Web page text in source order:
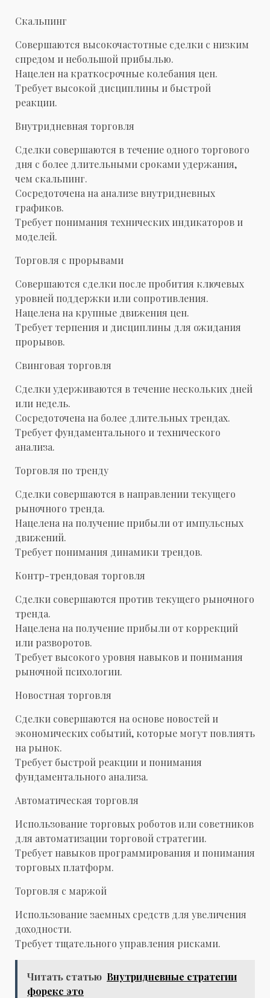
Скальпинг
Совершаются высокочастотные сделки с низким
спредом и небольшой прибылью.
Нацелен на краткосрочные колебания цен.
Требует высокой дисциплины и быстрой
реакции.
Внутридневная торговля
Сделки совершаются в течение одного торгового
дня с более длительными сроками удержания,
чем скальпинг.
Сосредоточена на анализе внутридневных
графиков.
Требует понимания технических индикаторов и
моделей.
Торговля с прорывами
Совершаются сделки после пробития ключевых
уровней поддержки или сопротивления.
Нацелена на крупные движения цен.
Требует терпения и дисциплины для ожидания
прорывов.
Свинговая торговля
Сделки удерживаются в течение нескольких дней
или недель.
Сосредоточена на более длительных трендах.
Требует фундаментального и технического
анализа.
Торговля по тренду
Сделки совершаются в направлении текущего
рыночного тренда.
Нацелена на получение прибыли от импульсных
движений.
Требует понимания динамики трендов.
Контр-трендовая торговля
Сделки совершаются против текущего рыночного
тренда.
Нацелена на получение прибыли от коррекций
или разворотов.
Требует высокого уровня навыков и понимания
рыночной психологии.
Новостная торговля
Сделки совершаются на основе новостей и
экономических событий, которые могут повлиять
на рынок.
Требует быстрой реакции и понимания
фундаментального анализа.
Автоматическая торговля
Использование торговых роботов или советников
для автоматизации торговой стратегии.
Требует навыков программирования и понимания
торговых платформ.
Торговля с маржой
Использование заемных средств для увеличения
доходности.
Требует тщательного управления рисками.
Читать статью Внутридневные стратегии
форекс это